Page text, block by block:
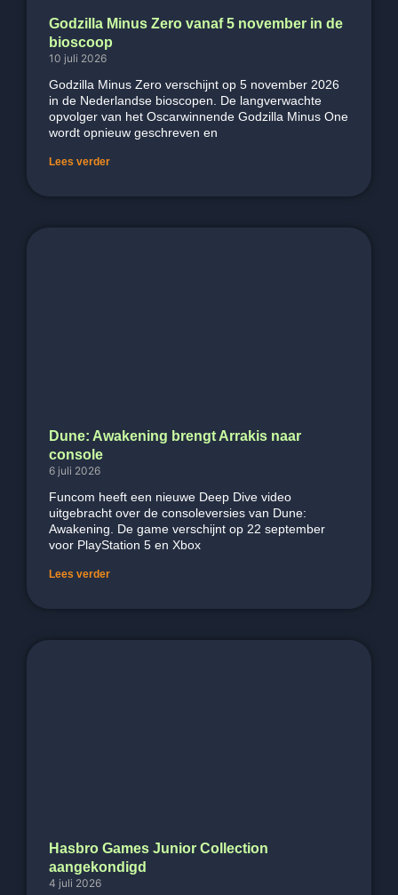
Godzilla Minus Zero vanaf 5 november in de
bioscoop
10 juli 2026
Godzilla Minus Zero verschijnt op 5 november 2026
in de Nederlandse bioscopen. De langverwachte
opvolger van het Oscarwinnende Godzilla Minus One
wordt opnieuw geschreven en
Lees verder
Dune: Awakening brengt Arrakis naar
console
6 juli 2026
Funcom heeft een nieuwe Deep Dive video
uitgebracht over de consoleversies van Dune:
Awakening. De game verschijnt op 22 september
voor PlayStation 5 en Xbox
Lees verder
Hasbro Games Junior Collection
aangekondigd
4 juli 2026